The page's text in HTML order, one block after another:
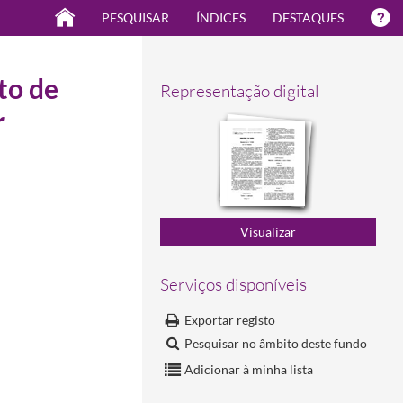
PESQUISAR ÍNDICES DESTAQUES
Representação digital
Serviços disponíveis
Exportar registo
Pesquisar no âmbito deste fundo
Adicionar à minha lista
de